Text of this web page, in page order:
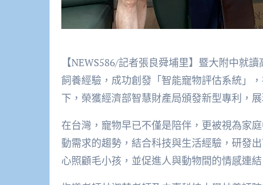
【NEWS586/記者張良舜埔里】暨大附中就
飼養經驗，成功創發「智能寵物評估系統」
下，榮獲經濟部智慧財產局頒發新型專利，
在台灣，寵物早已不僅是陪伴，更被視為家
動需求的趨勢，結合科技與生活經驗，研發
心照顧毛小孩，並促進人與動物間的情感連結